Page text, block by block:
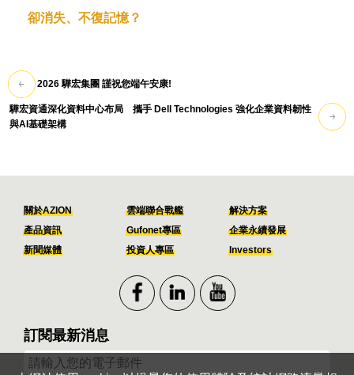
卻消失、不復記憶？
2026 驊宏集團 謹祝您端午安康!
驊宏資通深化資料中心布局 攜手 Dell Technologies 強化企業資料韌性
與AI基礎架構
關於AZION 雲端聯合戰艦
解決方案
產品資訊
Gufonet專區
企業永續發展
新聞媒體
投資人專區 Investors
訂閱最新消息